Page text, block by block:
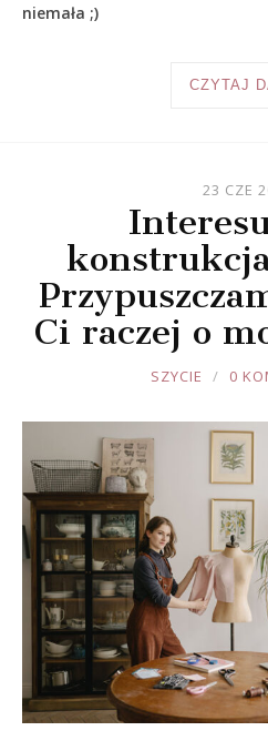
niemała ;)
CZYTAJ
23 CZE
Ci raczej o
JOULE
SZYCIE 0